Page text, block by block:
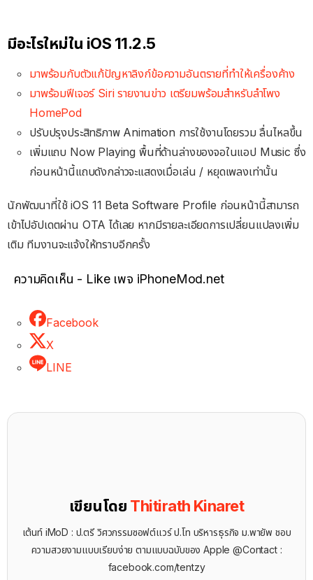
มีอะไรใหม่ใน iOS 11.2.5
มาพร้อมกับตัวแก้ปัญหาลิงก์ข้อความอันตรายที่ทำให้เครื่องค้าง
มาพร้อมฟีเจอร์ Siri รายงานข่าว เตรียมพร้อมสำหรับลำโพง
HomePod
ปรับปรุงประสิทธิภาพ Animation การใช้งานโดยรวม ลื่นไหลขึ้น
เพิ่มแถบ Now Playing พื้นที่ด้านล่างของจอในแอป Music ซึ่ง
ก่อนหน้านี้แถบดังกล่าวจะแสดงเมื่อเล่น / หยุดเพลงเท่านั้น
นักพัฒนาที่ใช้ iOS 11 Beta Software Profile ก่อนหน้านี้สามารถ
เข้าไปอัปเดตผ่าน OTA ได้เลย หากมีรายละเอียดการเปลี่ยนแปลงเพิ่ม
เติม ทีมงานจะแจ้งให้ทราบอีกครั้ง
ความคิดเห็น - Like เพจ iPhoneMod.net
Facebook
X
LINE
เขียนโดย Thitirath Kinaret
เต้นท์ iMoD : ป.ตรี วิศวกรรมซอฟต์แวร์ ป.โท บริหารธุรกิจ ม.พายัพ ชอบ
ความสวยงามแบบเรียบง่าย ตามแบบฉบับของ Apple @Contact :
facebook.com/tentzy